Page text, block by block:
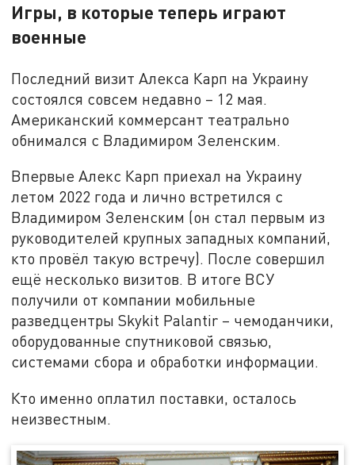
Игры, в которые теперь играют
военные
Последний визит Алекса Карп на Украину
состоялся совсем недавно – 12 мая.
Американский коммерсант театрально
обнимался с Владимиром Зеленским.
Впервые Алекс Карп приехал на Украину
летом 2022 года и лично встретился с
Владимиром Зеленским (он стал первым из
руководителей крупных западных компаний,
кто провёл такую встречу). После совершил
ещё несколько визитов. В итоге ВСУ
получили от компании мобильные
разведцентры Skykit Palantir – чемоданчики,
оборудованные спутниковой связью,
системами сбора и обработки информации.
Кто именно оплатил поставки, осталось
неизвестным.